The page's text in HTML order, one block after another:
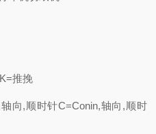
推挽
向,顺时针C=Conin,轴向,顺时